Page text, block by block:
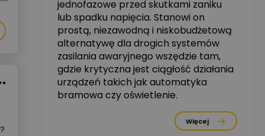
Michał Szulborski
Ekspert ETI - Dr inż. w
dziedzinie Aparatów
Elektrycznych / Senior
R&D Scientist / Product
Manager
Zadaj pytanie
Tomasz Dźwigała
Ekspert Menadżer
jednofazowe przed skutkami zaniku
lub spadku napięcia. Stanowi on
prostą, niezawodną i niskobudżetową
alternatywę dla drogich systemów
zasilania awaryjnego wszędzie tam,
gdzie krytyczna jest ciągłość działania
urządzeń takich jak automatyka
bramowa czy oświetlenie.
Więcej